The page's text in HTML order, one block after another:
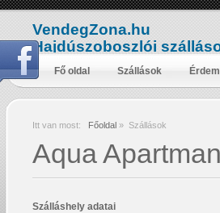
VendegZona.hu
Hajdúszoboszlói
Fő oldal Szállások
Itt van most: Főoldal » Szállások
Aqua Apartman
Szálláshely adatai